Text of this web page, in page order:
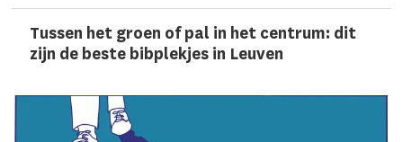
Tussen het groen of pal in het centrum: dit
zijn de beste bibplekjes in Leuven